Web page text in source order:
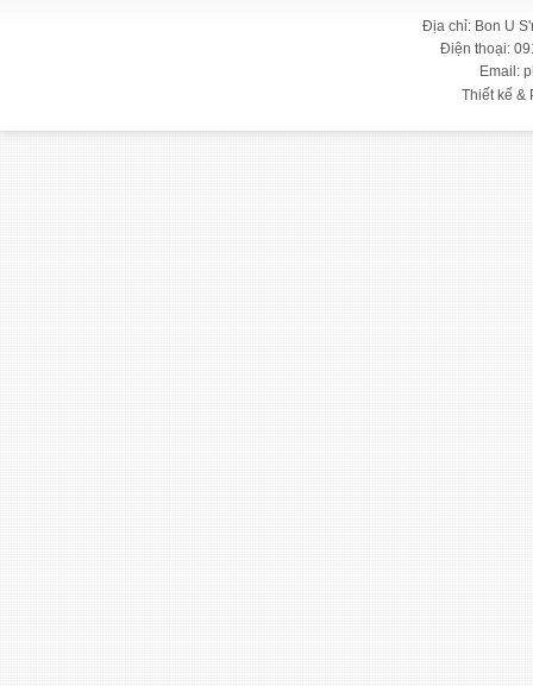
Địa chỉ: Bon U
Điện thoại:
Email:
Thiết kế &